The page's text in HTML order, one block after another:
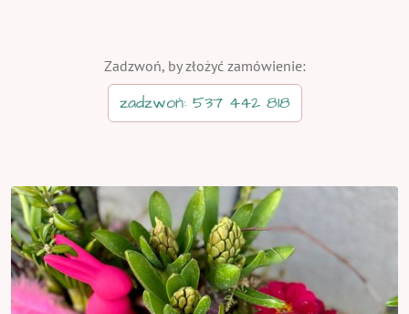
Zadzwoń, by złożyć zamówienie:
zadzwoń: 537 442 818